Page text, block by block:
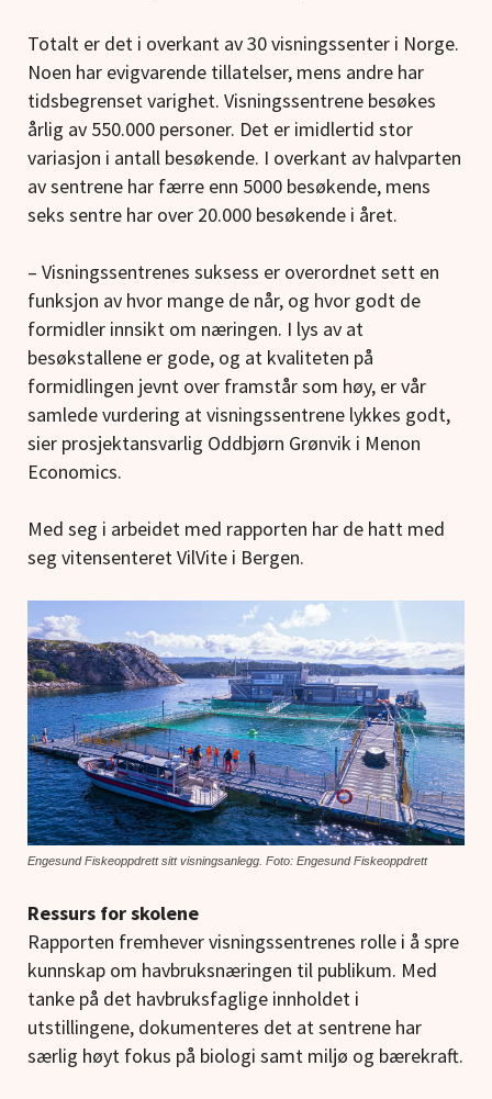
Totalt er det i overkant av 30 visningssenter i Norge.
Noen har evigvarende tillatelser, mens andre har
tidsbegrenset varighet. Visningssentrene besøkes
årlig av 550.000 personer. Det er imidlertid stor
variasjon i antall besøkende. I overkant av halvparten
av sentrene har færre enn 5000 besøkende, mens
seks sentre har over 20.000 besøkende i året.
– Visningssentrenes suksess er overordnet sett en
funksjon av hvor mange de når, og hvor godt de
formidler innsikt om næringen. I lys av at
besøkstallene er gode, og at kvaliteten på
formidlingen jevnt over framstår som høy, er vår
samlede vurdering at visningssentrene lykkes godt,
sier prosjektansvarlig Oddbjørn Grønvik i Menon
Economics.
Med seg i arbeidet med rapporten har de hatt med
seg vitensenteret VilVite i Bergen.
Engesund Fiskeoppdrett sitt visningsanlegg. Foto: Engesund Fiskeoppdrett
Ressurs for skolene
Rapporten fremhever visningssentrenes rolle i å spre
kunnskap om havbruksnæringen til publikum. Med
tanke på det havbruksfaglige innholdet i
utstillingene, dokumenteres det at sentrene har
særlig høyt fokus på biologi samt miljø og bærekraft.